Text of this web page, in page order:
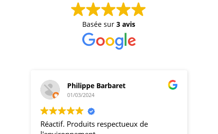
Basée sur3 avis
Philippe Barbaret
01/03/2024
Réactif. Produits respectueux de